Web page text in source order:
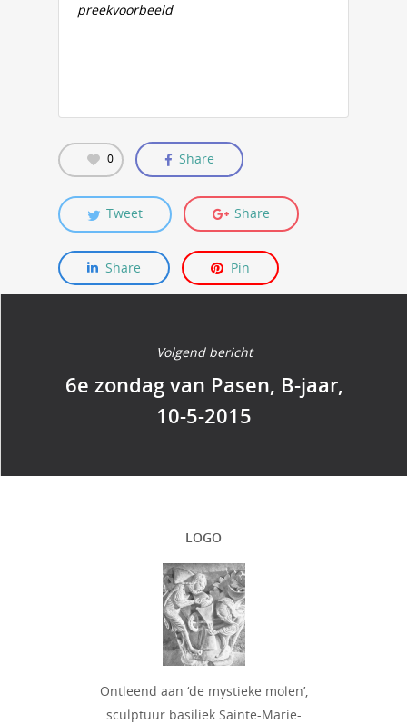
preekvoorbeeld
0 Share
Tweet Share
Share Pin
Volgend bericht
6e zondag van Pasen, B-jaar,
10-5-2015
LOGO
Ontleend aan ‘de mystieke molen’,
sculptuur basiliek Sainte-Marie-